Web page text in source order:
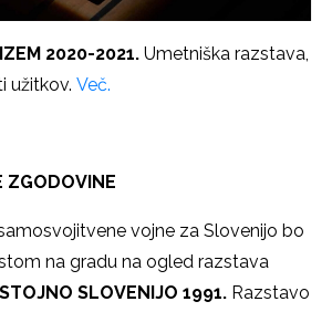
2020-2021. Umetniška razstava,
užitkov. Več.
ZGODOVINE
vojne za Slovenijo bo
na gradu na ogled razstava
SLOVENIJO 1991. Razstavo